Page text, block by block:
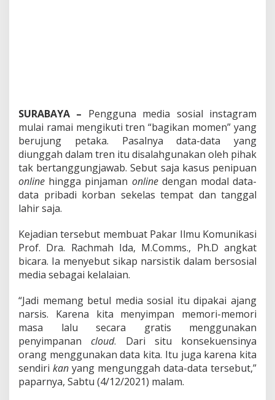
a
,
P
a
k
a
r
u
n
i
a
i
S
a
a
n
k
a
SURABAYA – Pengguna media sosial instagram
mulai ramai mengikuti tren “bagikan momen” yang
berujung petaka. Pasalnya data-data yang
diunggah dalam tren itu disalahgunakan oleh pihak
tak bertanggungjawab. Sebut saja kasus penipuan
online hingga pinjaman onlinedengan modal data-
data pribadi korban sekelas tempat dan tanggal
lahir saja.
Kejadian tersebut membuat Pakar Ilmu Komunikasi
Prof. Dra. Rachmah Ida, M.Comms., Ph.D angkat
bicara. Ia menyebut sikap narsistik dalam bersosial
media sebagai kelalaian.
“Jadi memang betul media sosial itu dipakai ajang
narsis. Karena kita menyimpan memori-memori
masa lalu secara gratis menggunakan
penyimpanancloud. Dari situ konsekuensinya
orang menggunakan data kita. Itu juga karena kita
sendiri kan yang mengunggah data-data tersebut,”
paparnya, Sabtu (4/12/2021) malam.